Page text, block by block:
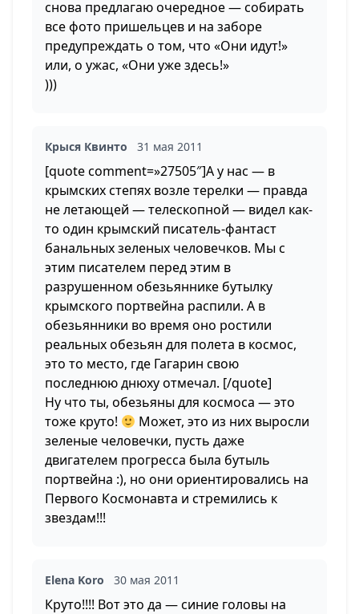
снова предлагаю очередное — собирать
все фото пришельцев и на заборе
предупреждать о том, что «Они идут!»
или, о ужас, «Они уже здесь!»
)))
Крыся Квинто 31 мая 2011
[quote comment=»27505″]А у нас — в
крымских степях возле терелки — правда
не летающей — телескопной — видел как-
то один крымский писатель-фантаст
банальных зеленых человечков. Мы с
этим писателем перед этим в
разрушенном обезьяннике бутылку
крымского портвейна распили. А в
обезьянники во время оно ростили
реальных обезьян для полета в космос,
это то место, где Гагарин свою
последнюю днюху отмечал. [/quote]
Ну что ты, обезьяны для космоса — это
тоже круто!
Может, это из них выросли
зеленые человечки, пусть даже
двигателем прогресса была бутыль
портвейна :), но они ориентировались на
Первого Космонавта и стремились к
звездам!!!
Elena Koro 30 мая 2011
Круто!!!! Вот это да — синие головы на